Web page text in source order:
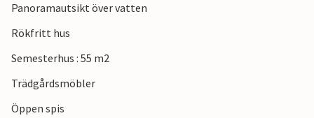
Panoramautsikt över vatten
Rökfritt hus
Semesterhus : 55 m2
Trädgårdsmöbler
Öppen spis